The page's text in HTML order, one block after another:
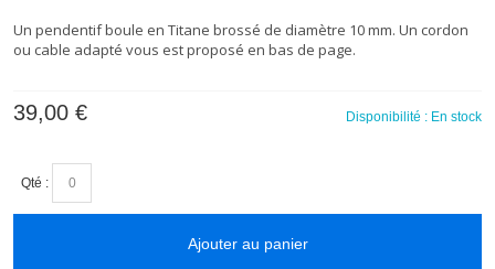
Un pendentif boule en Titane brossé de diamètre 10 mm. Un cordon
ou cable adapté vous est proposé en bas de page.
Disponibilité : En stock
39,00 €
Qté :
Ajouter au panier